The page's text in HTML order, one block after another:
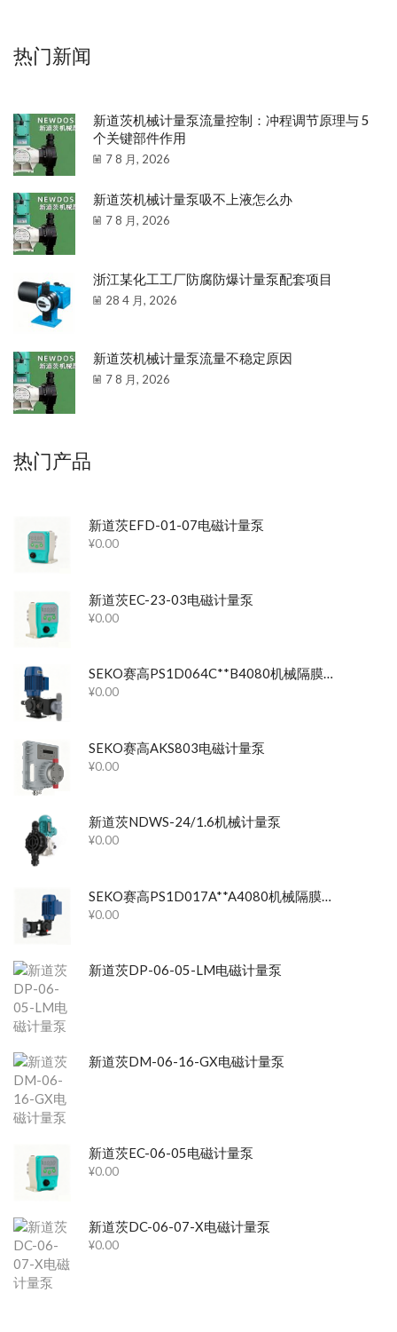
热门新闻
新道茨机械计量泵流量控制：冲程调节原理与 5
个关键部件作用
7 8 月, 2026
新道茨机械计量泵吸不上液怎么办
7 8 月, 2026
浙江某化工工厂防腐防爆计量泵配套项目
28 4 月, 2026
新道茨机械计量泵流量不稳定原因
7 8 月, 2026
热门产品
新道茨EFD-01-07电磁计量泵
¥0.00
新道茨EC-23-03电磁计量泵
¥0.00
SEKO赛高PS1D064C**B4080机械隔膜计量泵
¥0.00
SEKO赛高AKS803电磁计量泵
¥0.00
新道茨NDWS-24/1.6机械计量泵
¥0.00
SEKO赛高PS1D017A**A4080机械隔膜计量泵
¥0.00
新道茨DP-06-05-LM电磁计量泵
新道茨DM-06-16-GX电磁计量泵
新道茨EC-06-05电磁计量泵
¥0.00
新道茨DC-06-07-X电磁计量泵
¥0.00